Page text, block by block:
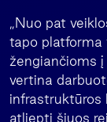
„Nuo pat
tapo platforma
žengiančioms
vertina
infrastruktūros
atliepti šiuos